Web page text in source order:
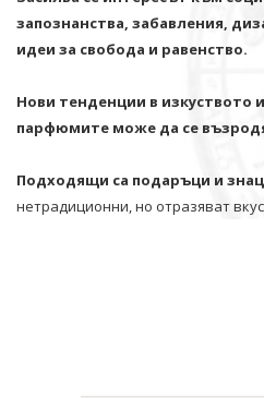
запознанства, забавления,
идеи за свобода и равенство.
Нови тенденции в изкуството
парфюмите може да се
Подходящи са подаръци и
нетрадиционни, но отразяват вкус